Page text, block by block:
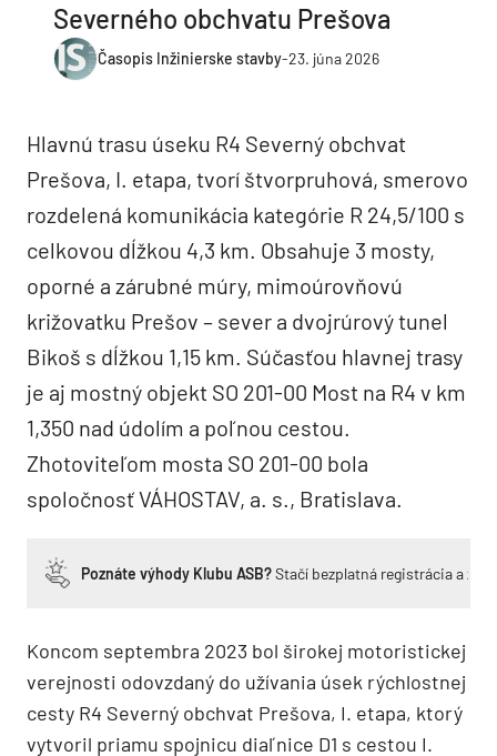
Severného obchvatu Prešova
Časopis Inžinierske stavby-23. júna 2026
Hlavnú trasu úseku R4 Severný obchvat
Prešova, I. etapa, tvorí štvorpruhová, smerovo
rozdelená komunikácia kategórie R 24,5/100 s
celkovou dĺžkou 4,3 km. Obsahuje 3 mosty,
oporné a zárubné múry, mimoúrovňovú
križovatku Prešov – sever a dvojrúrový tunel
Bikoš s dĺžkou 1,15 km. Súčasťou hlavnej trasy
je aj mostný objekt SO 201-00 Most na R4 v km
1,350 nad údolím a poľnou cestou.
Zhotoviteľom mosta SO 201-00 bola
spoločnosť VÁHOSTAV, a. s., Bratislava.
Poznáte výhody Klubu ASB?Stačí bezplatná registrácia a
Koncom septembra 2023 bol širokej motoristickej
verejnosti odovzdaný do užívania úsek rýchlostnej
cesty R4 Severný obchvat Prešova, I. etapa, ktorý
vytvoril priamu spojnicu diaľnice D1 s cestou I.